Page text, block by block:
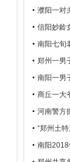
濮阳一对
信阳妙龄
南阳七旬
郑州一男
南阳一男
商丘一大
河南警方
“郑州土
南阳2018